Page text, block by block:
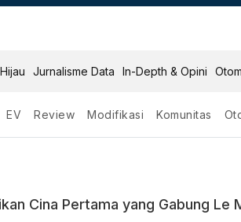
Jurnalisme Data In-Depth & Opini
EV Review Modifikasi Komunitas
Cina Pertama yang Gabung Le